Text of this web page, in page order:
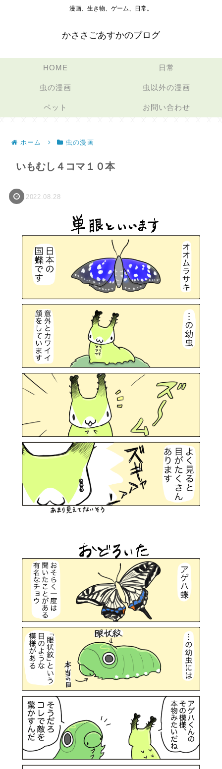
漫画、生き物、ゲーム、日常。
かささごあすかのブログ
HOME 日常
虫の漫画 虫以外の漫画
ペット お問い合わせ
ホーム 虫の漫画
いもむし４コマ１０本
2022.08.28